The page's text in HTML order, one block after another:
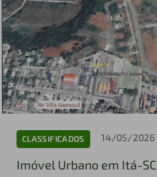
CLASSIFICADOS 14/05/2026
Imóvel Urbano em Itá-SC